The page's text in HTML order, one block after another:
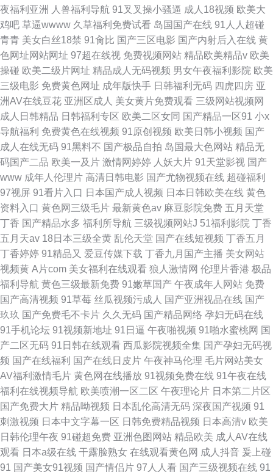
夜福利亚洲
人兽福利导航 91叉叉操小骚逼 成人18视频 欧美大
鸡吧 草逼wwww 久草福利免费试看 岛国国产在线 91人人超碰
青青 美女白丝18禁 91肏比 国产三区电影 国产内射后入在线 黄
色网址网站网址 97超在线视 免费视频网站 精品欧美精品v 欧美
操碰 欧美二级片网址 精品成人无码视频 男女午夜福利影院 欧美
三级电影 免费黄色网址 成年版快手 日韩福利无码 四虎四房 亚
洲AV在线豆花 亚洲区成人 美女黄片免费观看 三级网站视频网
成人日韩精品 日韩福利专区 欧美二区女同 国产精品一区91 小x
导航福利 免费黄色在线视频 91原创视频 欧美日韩小视频 国产
成人在线无码 91黑料不 国产极品自拍 岛国最大色网站 精品无
码国产二品 欧美一及片 激情网婷婷 人妖大片 91天堂影视 国产
www 成年人伦理片 高清日韩电影 国产尤物视频在线 超碰福利
97视屏 91看片入口 日本国产成人视频 日本日韩欧美在线 黄色
资料入口 黄色网三级毛片 最新黄色av 麻豆影院免费 五月天堂
丁香 国产精品水多 福利所导航 三级视频网站J 51福利影院 丁香
五月天av 18日本三级全黄 乱伦天堂 国产在线短视频 丁香五月
丁香婷婷 91精品又 爱豆传媒下载 丁香九月国产主播 美女网站
视频黄 A片com 美女福利在线观看 狼人激情网 伦理片香港 极品
福利导航 黄色三级最新免费 91嫩草国产 午夜成年人网站 免费
国产高清视频 91草莓 丝瓜视频污成人 国产亚洲视品在线 国产
玖玖 国产免费毛不卡片 久久无码 国产精品网络 孕妇无码在线
91手机论坛 91视频新地址 91日逼 午夜啪视频 91啪水蜜桃网 国
产二区无码 91日韩在线观看 西瓜影院视频全集 国产孕妇无码视
频 国产在线福利 国产在线日皮片 午夜神马伦理 毛片网站美女
AV福利激情毛片 黄色网在线播放 91视频免费在线 91午夜在线
福利在线视频导航 欧美喷潮一区二区 午夜理论片 日本第二片区
国产免费大片 精品呦视频 日本乱伦高清无码 深夜国产视频 91
刺激视频 日本中文字幕一区 日韩免费精品视频 日本高清v 欧美
日韩伦理午夜 91碰超免费 亚洲色图网站 精品欧美 成人AV在线
观看 日本a级在线 干露脸熟女 在线观看黄色网 成人抖音 爰上碰
91 国产美女91视频 国产情侣片 97人人看 国产三级视频在线 91